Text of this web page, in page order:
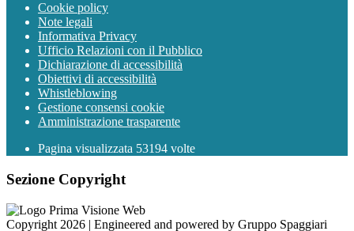
Cookie policy
Note legali
Informativa Privacy
Ufficio Relazioni con il Pubblico
Dichiarazione di accessibilità
Obiettivi di accessibilità
Whistleblowing
Gestione consensi cookie
Amministrazione trasparente
Pagina visualizzata 53194 volte
Sezione Copyright
Copyright 2026 | Engineered and powered by Gruppo Spaggiari